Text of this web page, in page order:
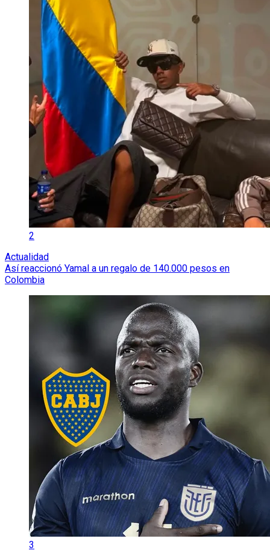
2
Actualidad
Así reaccionó Yamal a un regalo de 140.000 pesos en
Colombia
3